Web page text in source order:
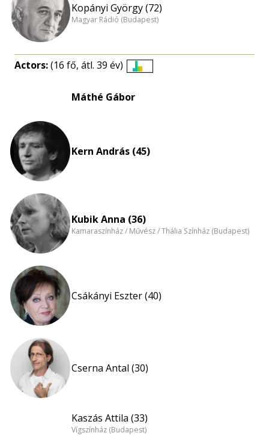
Kopányi György (72)
Magyar Rádió (Budapest)
Actors:(16 fő, átl. 39 év)
Máthé Gábor
Kern András (45)
Kubik Anna (36)
Kamaraszínház / Művész / Thália Színház (Budapest)
Csákányi Eszter (40)
Cserna Antal (30)
Kaszás Attila (33)
Vígszínház (Budapest)